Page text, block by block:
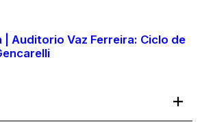
| Auditorio Vaz Ferreira: Ciclo de